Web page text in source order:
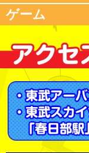
ゲーム